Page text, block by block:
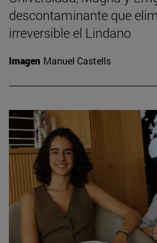
descontaminante que
irreversible el Lindano
Imagen Manuel Castells